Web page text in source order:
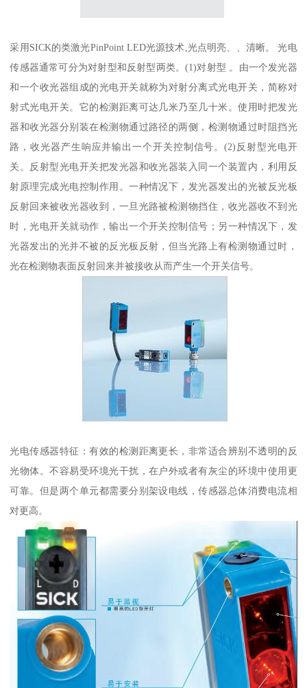
采用SICK的类激光PinPoint LED光源技术,光点明亮、、清晰。 光电
传感器通常可分为对射型和反射型两类。(1)对射型 。由一个发光器
和一个收光器组成的光电开关就称为对射分离式光电开关，简称对
射式光电开关。它的检测距离可达几米乃至几十米。使用时把发光
器和收光器分别装在检测物通过路径的两侧，检测物通过时阻挡光
路，收光器产生响应并输出一个开关控制信号。(2)反射型光电开
关。反射型光电开关把发光器和收光器装入同一个装置内，利用反
射原理完成光电控制作用。一种情况下，发光器发出的光被反光板
反射回来被收光器收到，一旦光路被检测物挡住，收光器收不到光
时，光电开关就动作，输出一个开关控制信号；另一种情况下，发
光器发出的光并不被的反光板反射，但当光路上有检测物通过时，
光在检测物表面反射回来并被接收从而产生一个开关信号。
光电传感器特征：有效的检测距离更长，非常适合辨别不透明的反
光物体。不容易受环境光干扰，在户外或者有灰尘的环境中使用更
可靠。但是两个单元都需要分别架设电线，传感器总体消费电流相
对更高。